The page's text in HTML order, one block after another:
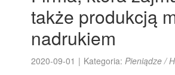
także produkcją
nadrukiem
2020-09-01 | Kategoria:Pieniądze /